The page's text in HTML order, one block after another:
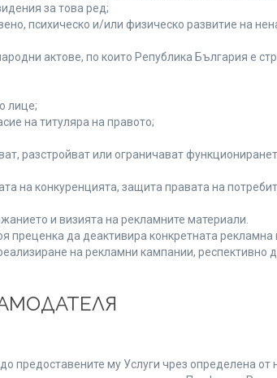
за това ред;
психическо и/или физическо развитие на
актове, по които Република България е
лице;
на титуляра на правото;
разстройват или ограничават
на конкуренцията, защита правата на
и визията на рекламните материали.
преценка да деактивира конкретната рекламна
на рекламни кампании, респективно
предоставените му Услуги чрез определена от